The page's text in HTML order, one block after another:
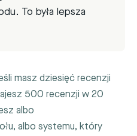
To była lepsza
masz dziesięć recenzji
500 recenzji w 20
albo
albo systemu, który